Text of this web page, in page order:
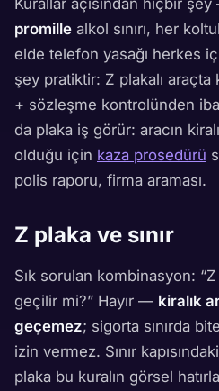
promille alkol sınırı, her
elde telefon yasağı herkes
şey pratiktir: Z plakalı
+ sözleşme kontrolünden
da plaka iş görür: aracın
olduğu için kaza prosedürü
polis raporu, firma araması.
Z plaka ve sınır
Sık sorulan kombinasyon:
geçilir mi?” Hayır — kiralık
geçemez; sigorta sınırda
izin vermez. Sınır
plaka bu kuralın görsel